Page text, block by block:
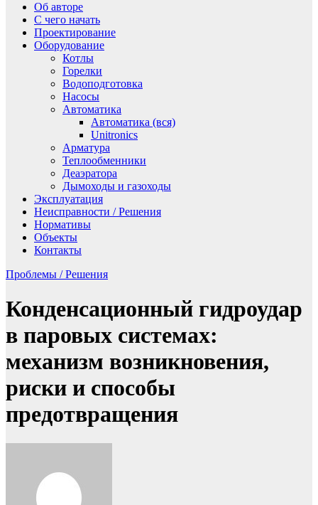
Об авторе
С чего начать
Проектирование
Оборудование
Котлы
Горелки
Водоподготовка
Насосы
Автоматика
Автоматика (вся)
Unitronics
Арматура
Теплообменники
Деаэратора
Дымоходы и газоходы
Эксплуатация
Неисправности / Решения
Нормативы
Объекты
Контакты
Проблемы / Решения
Конденсационный гидроудар
в паровых системах:
механизм возникновения,
риски и способы
предотвращения